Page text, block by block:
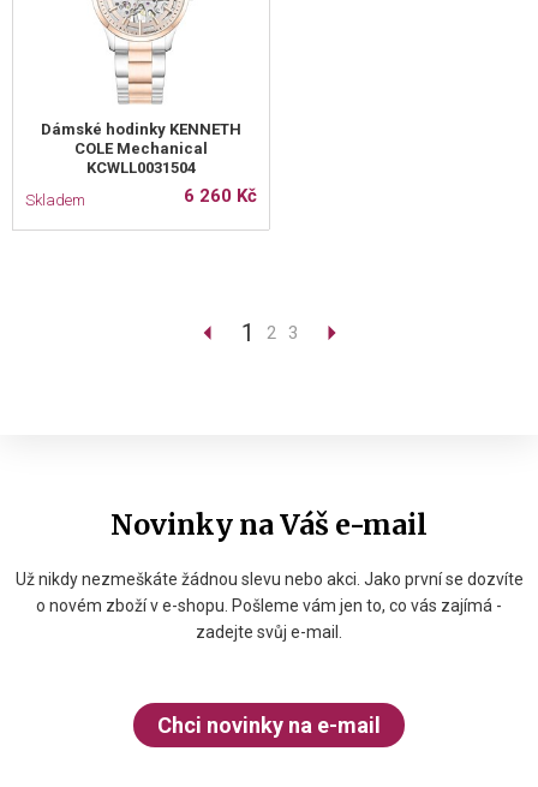
Dámské hodinky KENNETH
COLE Mechanical
KCWLL0031504
Skladem 6 260 Kč
1 2 3
Novinky na Váš e-mail
Už nikdy nezmeškáte žádnou slevu nebo akci. Jako první se dozvíte
o novém zboží v e-shopu. Pošleme vám jen to, co vás zajímá -
zadejte svůj e-mail.
Chci novinky na e-mail